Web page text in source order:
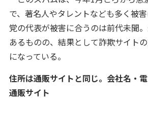
で、著名人やタレントなども多く被
党の代表が被害に合うのは前代未聞
あるものの、結果として詐欺サイト
になっている。
住所は通販サイトと同じ。会社名・
通販サイト